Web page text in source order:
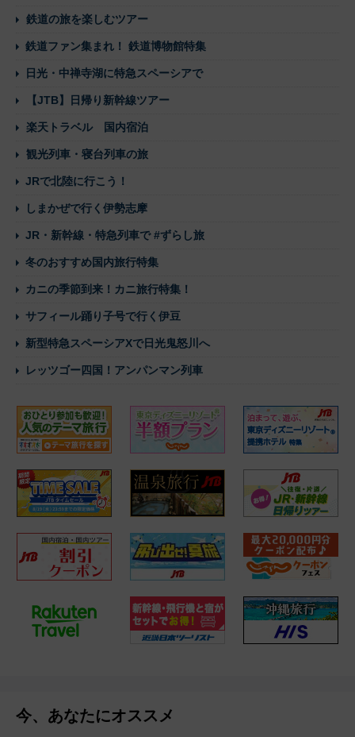
鉄道の旅を楽しむツアー
鉄道ファン集まれ！ 鉄道博物館特集
日光・中禅寺湖に特急スペーシアで
【JTB】日帰り新幹線ツアー
楽天トラベル 国内宿泊
観光列車・寝台列車の旅
JRで北陸に行こう！
しまかぜで行く伊勢志摩
JR・新幹線・特急列車で #ずらし旅
冬のおすすめ国内旅行特集
カニの季節到来！カニ旅行特集！
サフィール踊り子号で行く伊豆
新型特急スペーシアXで日光鬼怒川へ
レッツゴー四国！アンパンマン列車
今、あなたにオススメ